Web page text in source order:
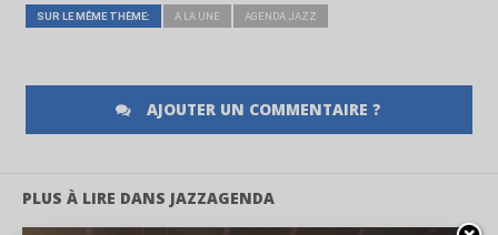
SUR LE MÊME THÈME: A LA UNE AGENDA JAZZ
AJOUTER UN COMMENTAIRE ?
PLUS À LIRE DANS JAZZAGENDA